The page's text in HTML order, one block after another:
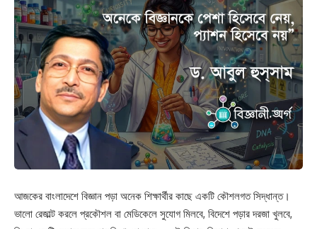
আজকের বাংলাদেশে বিজ্ঞান পড়া অনেক শিক্ষার্থীর কাছে একটি কৌশলগত সিদ্ধান্ত।
ভালো রেজাল্ট করলে প্রকৌশল বা মেডিকেলে সুযোগ মিলবে, বিদেশে পড়ার দরজা খুলবে,